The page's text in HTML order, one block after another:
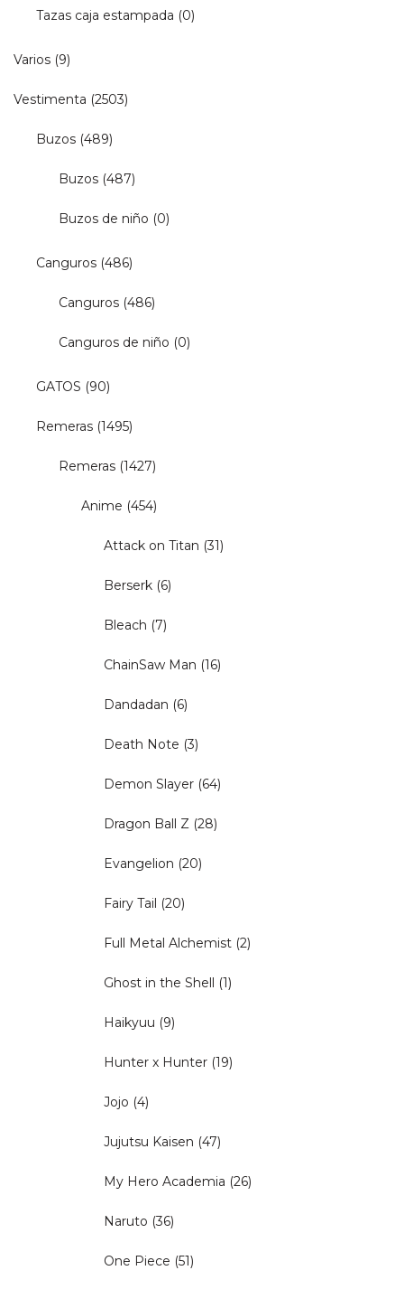
Tazas caja estampada (0)
Varios (9)
Vestimenta (2503)
Buzos (489)
Buzos (487)
Buzos de niño (0)
Canguros (486)
Canguros (486)
Canguros de niño (0)
GATOS (90)
Remeras (1495)
Remeras (1427)
Anime (454)
Attack on Titan (31)
Berserk (6)
Bleach (7)
ChainSaw Man (16)
Dandadan (6)
Death Note (3)
Demon Slayer (64)
Dragon Ball Z (28)
Evangelion (20)
Fairy Tail (20)
Full Metal Alchemist (2)
Ghost in the Shell (1)
Haikyuu (9)
Hunter x Hunter (19)
Jojo (4)
Jujutsu Kaisen (47)
My Hero Academia (26)
Naruto (36)
One Piece (51)